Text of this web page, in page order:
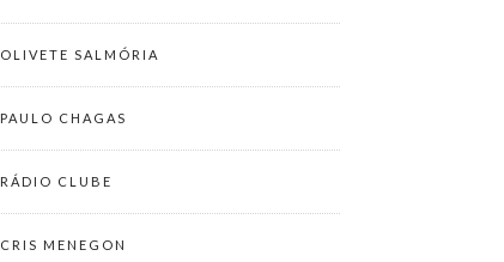
OLIVETE SALMÓRIA
PAULO CHAGAS
RÁDIO CLUBE
CRIS MENEGON